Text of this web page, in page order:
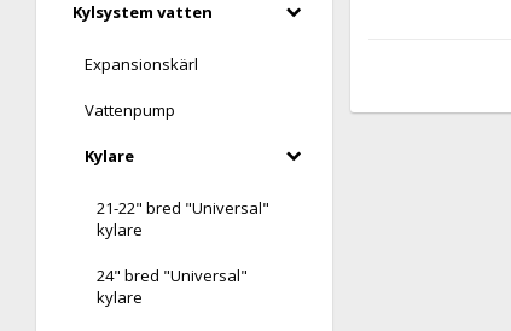
Kylsystem vatten
Expansionskärl
Vattenpump
Kylare
21-22" bred "Universal"
kylare
24" bred "Universal"
kylare